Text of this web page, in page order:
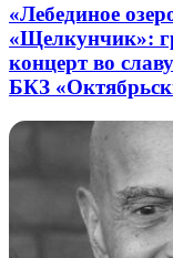
«Лебединое
«Щелкунчик»:
концерт во
БКЗ